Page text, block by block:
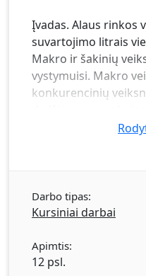
Įvadas. Alaus rinkos
suvartojimo litrais
Makro ir šakinių
vystymuisi. Makro
konkurencinių
Rinkos dydžio
Darbo tipas:
Kursiniai darbai
Apimtis:
12 psl.